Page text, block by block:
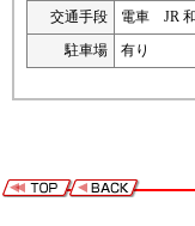
交通手段
電車 JR
駐車場
有り